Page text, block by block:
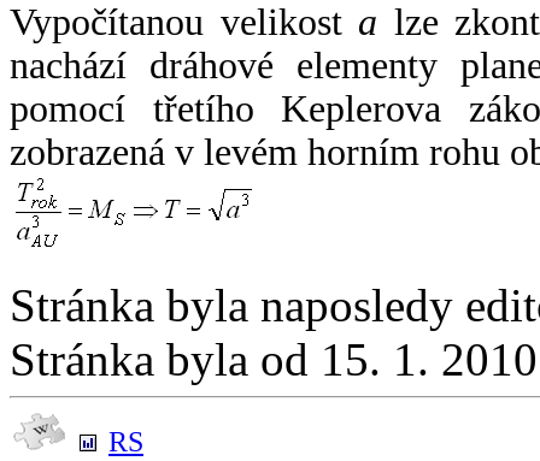
Vypočítanou velikost a lze
nachází dráhové elementy
pomocí třetího Keplerova
zobrazená v levém horním rohu
Stránka byla naposledy
Stránka byla od 15. 1.
RS